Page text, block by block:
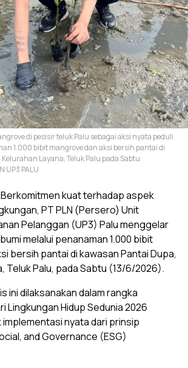
di pesisir teluk Palu sebagai aksi nyata peduli
1.000 bibit mangrove dan aksi bersih pantai di
Layana, Teluk Palu pada Sabtu
UP3 PALU
Berkomitmen kuat terhadap aspek
PT PLN (Persero) Unit
Pelanggan (UP3) Palu menggelar
melalui penanaman 1.000 bibit
bersih pantai di kawasan Pantai Dupa,
Teluk Palu, pada Sabtu (13/6/2026).
ini dilaksanakan dalam rangka
Lingkungan Hidup Sedunia 2026
nyata dari prinsip
and Governance (ESG)